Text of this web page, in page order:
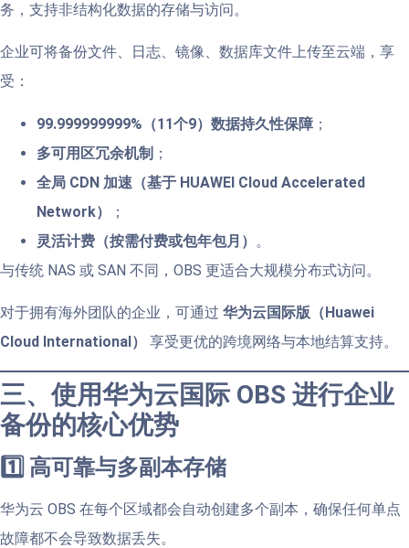
务，支持非结构化数据的存储与访问。
企业可将备份文件、日志、镜像、数据库文件上传至云端，享
受：
99.999999999%（11个9）数据持久性保障 ；
多可用区冗余机制 ；
全局 CDN 加速（基于 HUAWEI Cloud Accelerated
Network）
；
灵活计费（按需付费或包年包月） 。
与传统 NAS 或 SAN 不同，OBS 更适合大规模分布式访问。
对于拥有海外团队的企业，可通过 华为云国际版（Huawei
Cloud International）
享受更优的跨境网络与本地结算支持。
三、使用华为云国际 OBS 进行企业
备份的核心优势
1️⃣ 高可靠与多副本存储
华为云 OBS 在每个区域都会自动创建多个副本，确保任何单点
故障都不会导致数据丢失。